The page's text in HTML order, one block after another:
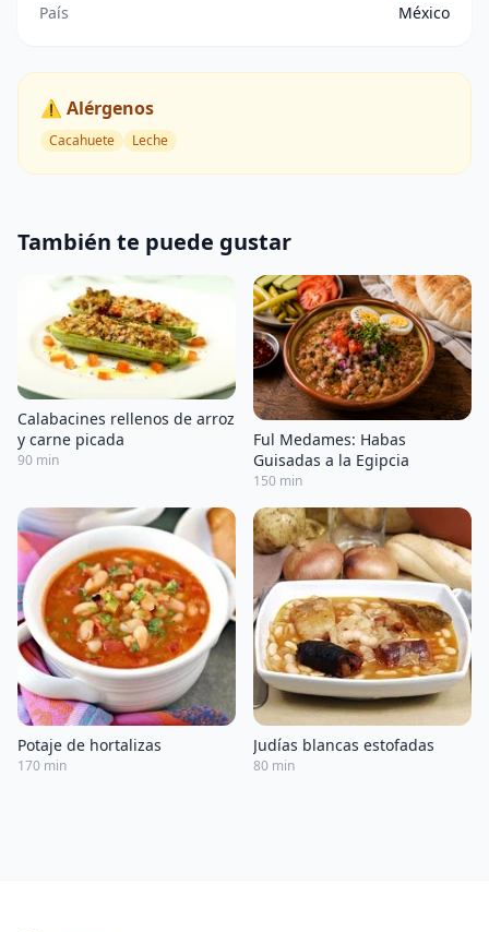
País
México
⚠️ Alérgenos
Cacahuete Leche
También te puede gustar
Calabacines rellenos de arroz
y carne picada
90 min
Ful Medames: Habas
Guisadas a la Egipcia
150 min
Potaje de hortalizas
170 min
Judías blancas estofadas
80 min